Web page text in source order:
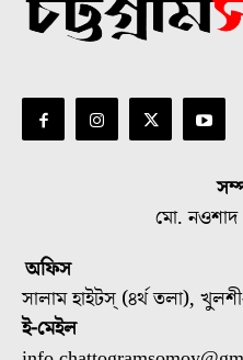
মো. নওশাদ
অফিস
সালাম হাইটস্ (৪র্থ তলা),
ই-মেইল